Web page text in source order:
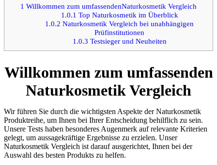
1 Willkommen zum umfassendenNaturkosmetik Vergleich
1.0.1 Top Naturkosmetik im Überblick
1.0.2 Naturkosmetik Vergleich bei unabhängigen
Prüfinstitutionen
1.0.3 Testsieger und Neuheiten
Willkommen zum umfassenden
Naturkosmetik Vergleich
Wir führen Sie durch die wichtigsten Aspekte der Naturkosmetik
Produktreihe, um Ihnen bei Ihrer Entscheidung behilflich zu sein.
Unsere Tests haben besonderes Augenmerk auf relevante Kriterien
gelegt, um aussagekräftige Ergebnisse zu erzielen. Unser
Naturkosmetik Vergleich ist darauf ausgerichtet, Ihnen bei der
Auswahl des besten Produkts zu helfen.